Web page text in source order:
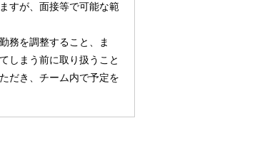
すが、面接等で可能な範
務を調整すること、ま
しまう前に取り扱うこと
だき、チーム内で予定を